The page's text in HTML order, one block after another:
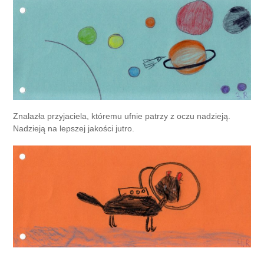
Znalazła przyjaciela, któremu ufnie patrzy z oczu nadzieją.
Nadzieją na lepszej jakości jutro.